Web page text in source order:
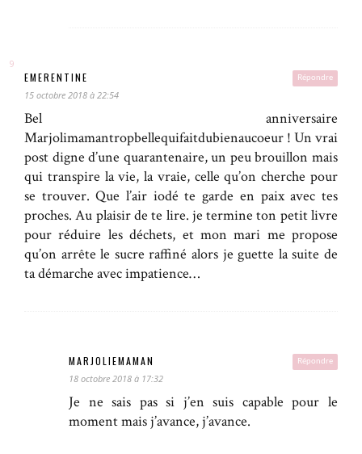
Répondre
EMERENTINE
15 octobre 2018 à 22:54
Bel anniversaire
Marjolimamantropbellequifaitdubienaucoeur ! Un vrai
post digne d’une quarantenaire, un peu brouillon mais
qui transpire la vie, la vraie, celle qu’on cherche pour
se trouver. Que l’air iodé te garde en paix avec tes
proches. Au plaisir de te lire. je termine ton petit livre
pour réduire les déchets, et mon mari me propose
qu’on arrête le sucre raffiné alors je guette la suite de
ta démarche avec impatience…
Répondre
MARJOLIEMAMAN
18 octobre 2018 à 17:32
Je ne sais pas si j’en suis capable pour le
moment mais j’avance, j’avance.